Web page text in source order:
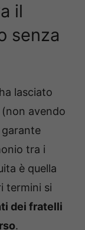
il
senza
lasciato
avendo
tra i
è quella
termini si
dei fratelli
.